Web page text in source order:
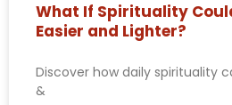
What If Spirituality
Easier and Lighter?
Discover how daily spirituality
&